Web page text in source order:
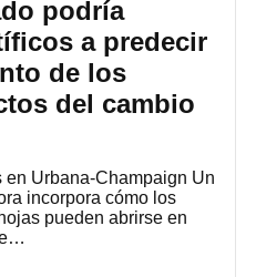
podría
a predecir
de los
del cambio
Urbana-Champaign Un
incorpora cómo los
pueden abrirse en